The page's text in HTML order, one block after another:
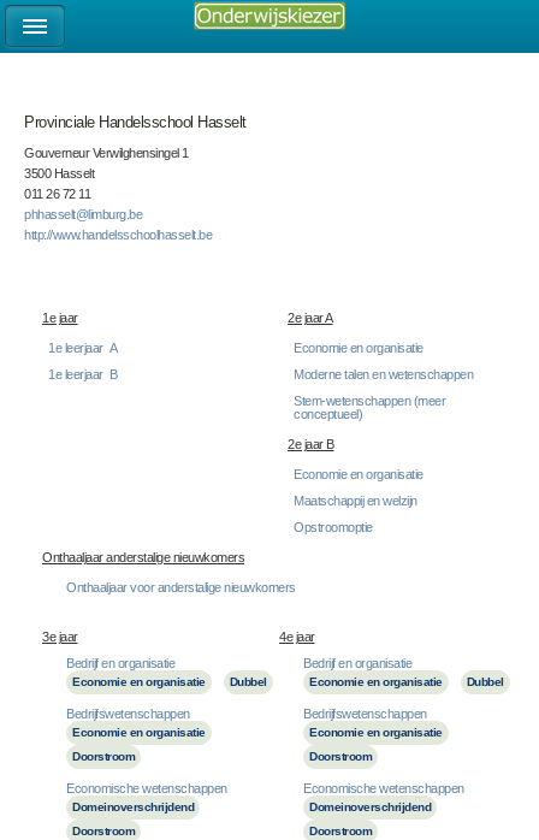
Provinciale Handelsschool Hasselt
Gouverneur Verwilghensingel 1
3500 Hasselt
011 26 72 11
phhasselt@limburg.be
http://www.handelsschoolhasselt.be
1e jaar
1e leerjaar A
1e leerjaar B
2e jaar A
Economie en organisatie
Moderne talen en wetenschappen
Stem-wetenschappen (meer
conceptueel)
2e jaar B
Economie en organisatie
Maatschappij en welzijn
Opstroomoptie
Onthaaljaar anderstalige nieuwkomers
Onthaaljaar voor anderstalige nieuwkomers
3e jaar
4e jaar
Bedrijf en organisatie
Economie en organisatie Dubbel
Bedrijfswetenschappen
Economie en organisatie
Doorstroom
Economische wetenschappen
Domeinoverschrijdend
Doorstroom
Bedrijf en organisatie
Economie en organisatie Dubbel
Bedrijfswetenschappen
Economie en organisatie
Doorstroom
Economische wetenschappen
Domeinoverschrijdend
Doorstroom